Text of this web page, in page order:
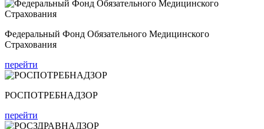
Федеральный Фонд Обязательного Медицинского
Страхования
перейти
РОСПОТРЕБНАДЗОР
перейти